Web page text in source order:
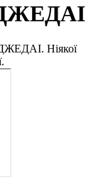
ДЖЕДАІ
ДЖЕДАІ. Ніякої